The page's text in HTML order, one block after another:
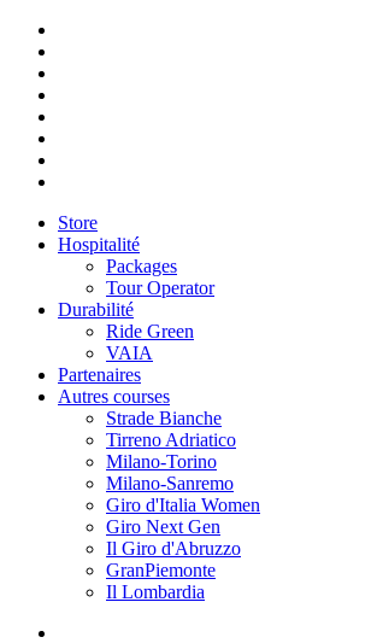
Store
Hospitalité
Packages
Tour Operator
Durabilité
Ride Green
VAIA
Partenaires
Autres courses
Strade Bianche
Tirreno Adriatico
Milano-Torino
Milano-Sanremo
Giro d'Italia Women
Giro Next Gen
Il Giro d'Abruzzo
GranPiemonte
Il Lombardia